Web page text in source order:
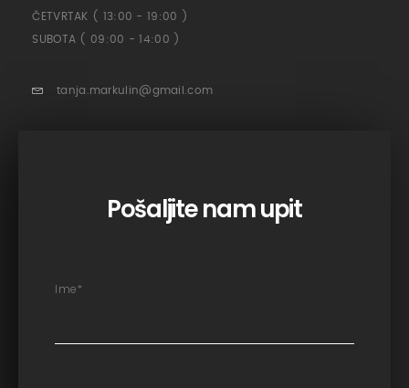
ČETVRTAK ( 13:00 - 19:00 )
SUBOTA ( 09:00 - 14:00 )
tanja.markulin@gmail.com
Pošaljite nam upit
Ime*